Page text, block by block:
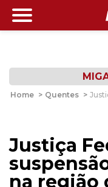
Home > Quentes >
Justiça
na região